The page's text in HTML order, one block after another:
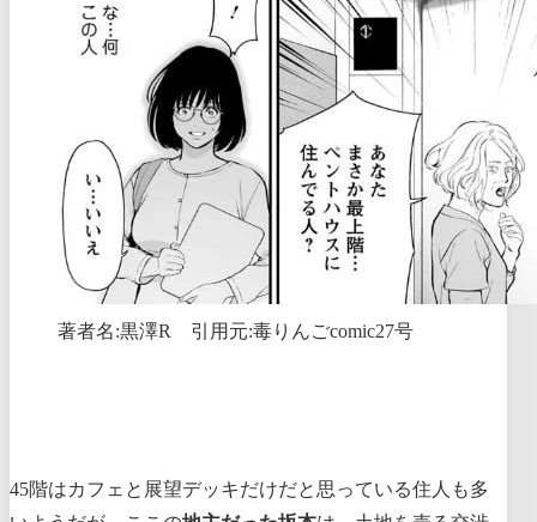
著者名:黒澤R 引用元:毒りんごcomic27号
45階はカフェと展望デッキだけだと思っている住人も多